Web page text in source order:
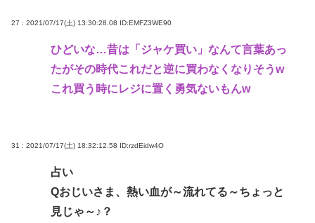
27 : 2021/07/17(土) 13:30:28.08 ID:EMFZ3WE90
ひどいな…昔は「ジャケ買い」なんて言葉あっ
たがその時代これだと逆に買わなくなりそうw
これ買う時にレジに置く勇気ないもんw
31 : 2021/07/17(土) 18:32:12.58 ID:rzdEidw4O
占い
Qおじいさま、熱い血が～流れてる～ちょっと
見じゃ～♪？